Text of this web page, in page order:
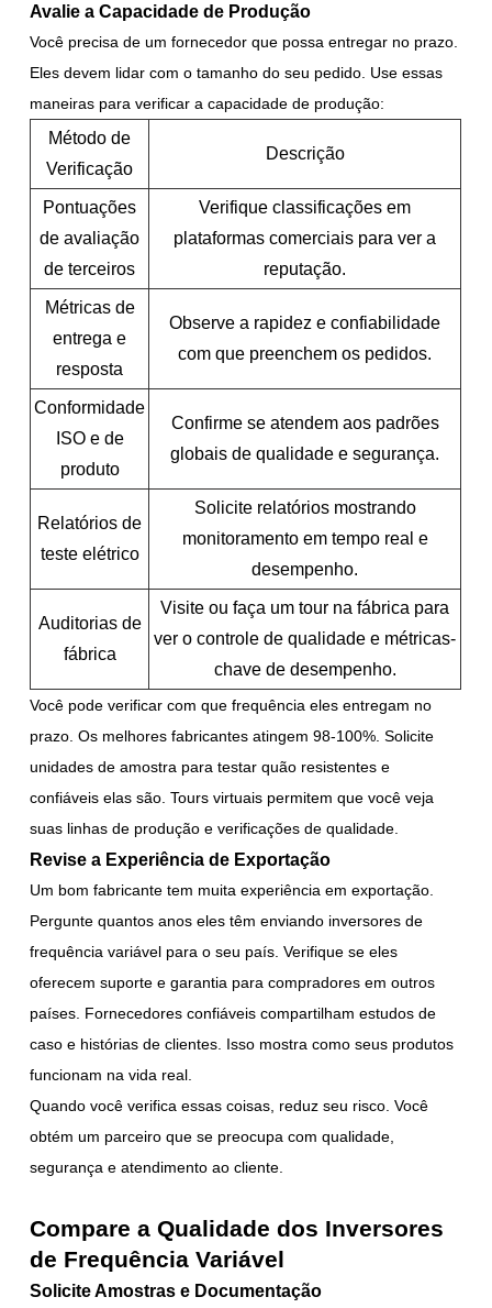
Avalie a Capacidade de Produção
Você precisa de um fornecedor que possa entregar no prazo.
Eles devem lidar com o tamanho do seu pedido. Use essas
maneiras para verificar a capacidade de produção:
Método de
Verificação
Descrição
Pontuações
de avaliação
de terceiros
Verifique classificações em
plataformas comerciais para ver a
reputação.
Métricas de
entrega e
resposta
Observe a rapidez e confiabilidade
com que preenchem os pedidos.
Conformidade
ISO e de
produto
Confirme se atendem aos padrões
globais de qualidade e segurança.
Relatórios de
teste elétrico
Solicite relatórios mostrando
monitoramento em tempo real e
desempenho.
Auditorias de
fábrica
Visite ou faça um tour na fábrica para
ver o controle de qualidade e métricas-
chave de desempenho.
Você pode verificar com que frequência eles entregam no
prazo. Os melhores fabricantes atingem 98-100%. Solicite
unidades de amostra para testar quão resistentes e
confiáveis elas são. Tours virtuais permitem que você veja
suas linhas de produção e verificações de qualidade.
Revise a Experiência de Exportação
Um bom fabricante tem muita experiência em exportação.
Pergunte quantos anos eles têm enviando inversores de
frequência variável para o seu país. Verifique se eles
oferecem suporte e garantia para compradores em outros
países. Fornecedores confiáveis compartilham estudos de
caso e histórias de clientes. Isso mostra como seus produtos
funcionam na vida real.
Quando você verifica essas coisas, reduz seu risco. Você
obtém um parceiro que se preocupa com qualidade,
segurança e atendimento ao cliente.
Compare a Qualidade dos Inversores
de Frequência Variável
Solicite Amostras e Documentação